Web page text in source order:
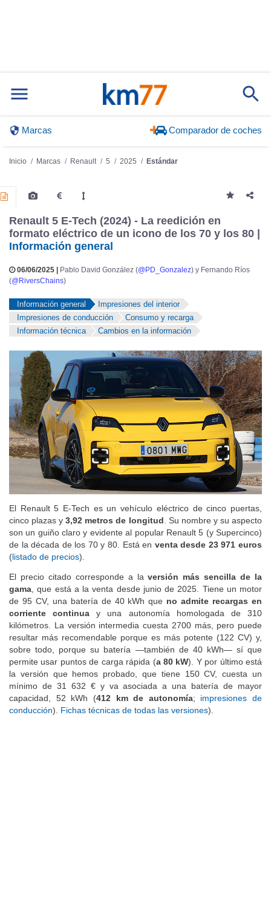
Marcas Comparador de coches
Inicio Marcas Renault 5 2025 Estándar
Renault 5 E-Tech (2024) - La reedición en
formato eléctrico de un icono de los 70 y los 80 |
Información general
06/06/2025 | Pablo David González (@PD_Gonzalez) y Fernando Ríos
(@RiversChains)
Información general
Impresiones del interior
Impresiones de conducción
Consumo y recarga
Información técnica
Cambios en la información
El Renault 5 E-Tech es un vehículo eléctrico de cinco puertas,
cinco plazas y3,92 metros de longitud . Su nombre y su aspecto
son un guiño claro y evidente al popular Renault 5 (y Supercinco)
de la década de los 70 y 80. Está en venta desde 23 971 euros
(listado de precios).
El precio citado corresponde a laversión más sencilla de la
gama , que está a la venta desde junio de 2025. Tiene un motor
de 95 CV, una batería de 40 kWh que no admite recargas en
corriente continua y una autonomía homologada de 310
kilómetros. La versión intermedia cuesta 2700 más, pero puede
resultar más recomendable porque es más potente (122 CV) y,
sobre todo, porque su batería —también de 40 kWh— sí que
permite usar puntos de carga rápida (a 80 kW). Y por último está
la versión que hemos probado, que tiene 150 CV, cuesta un
mínimo de 31 632 € y va asociada a una batería de mayor
capacidad, 52 kWh (412 km de autonomía; impresiones de
conducción). Fichas técnicas de todas las versiones).